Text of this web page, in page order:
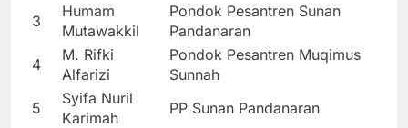
3
Humam
Mutawakkil
Pondok Pesantren Sunan
Pandanaran
4
M. Rifki
Alfarizi
Pondok Pesantren Muqimus
Sunnah
5
Syifa Nuril
Karimah
PP Sunan Pandanaran